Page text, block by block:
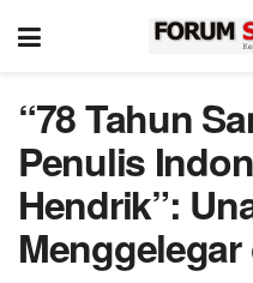
“78 Tahun
Penulis
Hendrik”: